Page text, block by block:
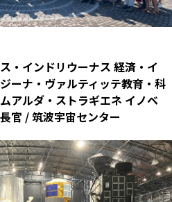
・インドリウーナス 経済・イ
ーナ・ヴァルティッテ教育・科
アルダ・ストラギエネ イノベ
官 / 筑波宇宙センター